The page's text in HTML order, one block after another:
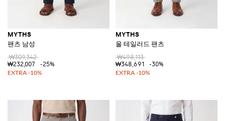
MYTHS
팬츠 남성
₩309,342
₩232,007
-25%
MYTHS
울 테일러드 팬츠
₩498,113
₩348,691
-30%